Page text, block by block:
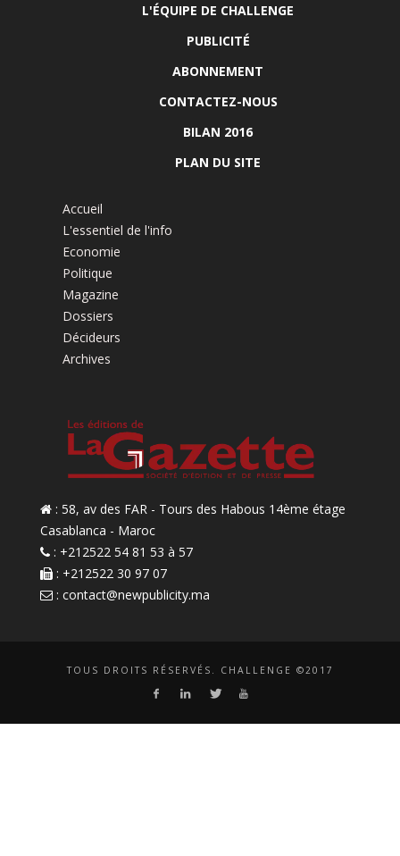
L'ÉQUIPE DE CHALLENGE
PUBLICITÉ
ABONNEMENT
CONTACTEZ-NOUS
BILAN 2016
PLAN DU SITE
Accueil
L'essentiel de l'info
Economie
Politique
Magazine
Dossiers
Décideurs
Archives
: 58, av des FAR - Tours des Habous 14ème étage
Casablanca - Maroc
: +212522 54 81 53 à 57
: +212522 30 97 07
: contact@newpublicity.ma
TOUS DROITS RÉSERVÉS. CHALLENGE ©2017